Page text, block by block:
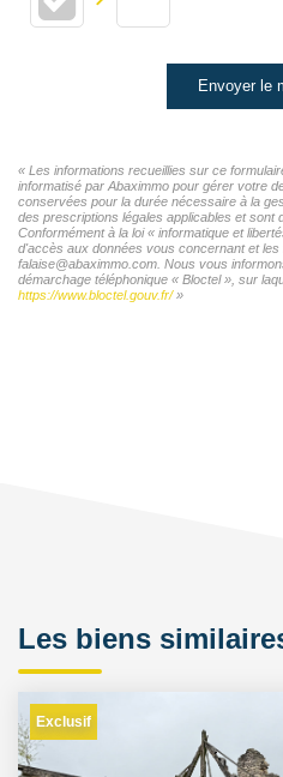
Envoyer le
« Les informations recueillies sur ce
informatisé par Abaximmo pour gérer votre
conservées pour la durée nécessaire à la
des prescriptions légales applicables et sont
Conformément à la loi « informatique et
d'accès aux données vous concernant et
falaise@abaximmo.com. Nous vous
démarchage téléphonique « Bloctel », sur
https://www.bloctel.gouv.fr/»
Les biens
Exclusif